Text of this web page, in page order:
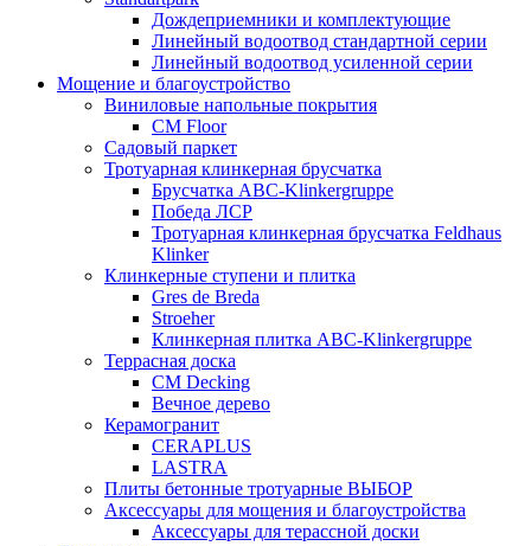
Дождеприемники и комплектующие
Линейный водоотвод стандартной серии
Линейный водоотвод усиленной серии
Мощение и благоустройство
Виниловые напольные покрытия
CM Floor
Садовый паркет
Тротуарная клинкерная брусчатка
Брусчатка АВС-Klinkergruppe
Победа ЛСР
Тротуарная клинкерная брусчатка Feldhaus
Klinker
Клинкерные ступени и плитка
Gres de Breda
Stroeher
Клинкерная плитка ABC-Klinkergruppe
Террасная доска
CM Decking
Вечное дерево
Керамогранит
CERAPLUS
LASTRA
Плиты бетонные тротуарные ВЫБОР
Аксессуары для мощения и благоустройства
Аксессуары для терассной доски